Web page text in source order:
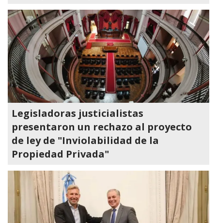
Legisladoras justicialistas
presentaron un rechazo al proyecto
de ley de "Inviolabilidad de la
Propiedad Privada"